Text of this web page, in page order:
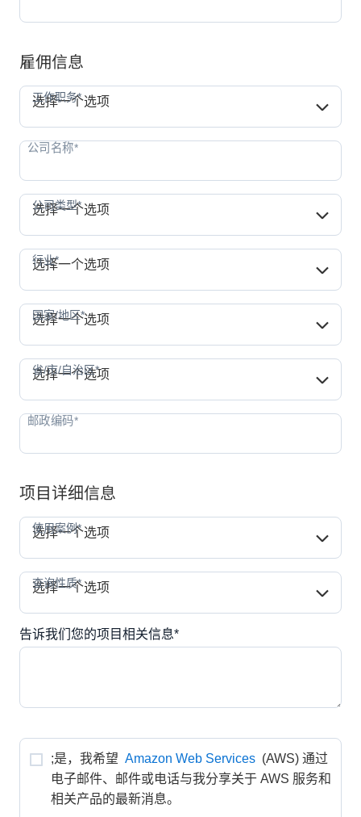
雇佣信息
工作职务*
选择一个选项
公司类型*
选择一个选项
行业*
选择一个选项
国家/地区*
选择一个选项
省/市/自治区*
选择一个选项
项目详细信息
使用案例*
选择一个选项
查询性质*
选择一个选项
告诉我们您的项目相关信息*
;是，我希望 Amazon Web Services (AWS) 通过
电子邮件、邮件或电话与我分享关于 AWS 服务和
相关产品的最新消息。